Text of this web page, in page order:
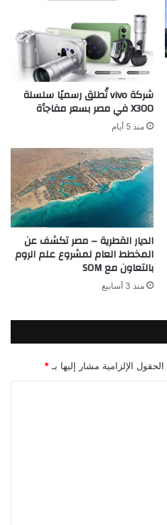
شركة vivo تُطلق رسميًا سلسلة
X300 في مصر بسعر مفاجأة
منذ 5 أيام
الديار القطرية – مصر تكشف عن
المخطط العام لمشروع علم الروم
بالتعاون مع SOM
منذ 3 أسابيع
الحقول الإلزامية مشار إليها بـ *